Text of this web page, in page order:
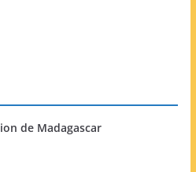
de Madagascar